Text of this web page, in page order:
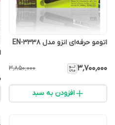
اتومو حرفه‌ای انزو مدل EN-3338
۳٬۷۰۰٬۰۰۰ ۳٬۸۵۰٬۰۰۰
افزودن به سبد